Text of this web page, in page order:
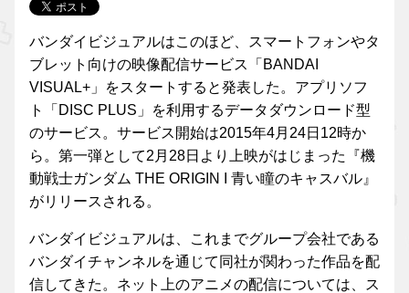
バンダイビジュアルはこのほど、スマートフォンやタ
ブレット向けの映像配信サービス「BANDAI
VISUAL+」をスタートすると発表した。アプリソフ
ト「DISC PLUS」を利用するデータダウンロード型
のサービス。サービス開始は2015年4月24日12時か
ら。第一弾として2月28日より上映がはじまった『機
動戦士ガンダム THE ORIGIN I 青い瞳のキャスバル』
がリリースされる。
バンダイビジュアルは、これまでグループ会社である
バンダイチャンネルを通じて同社が関わった作品を配
信してきた。ネット上のアニメの配信については、ス